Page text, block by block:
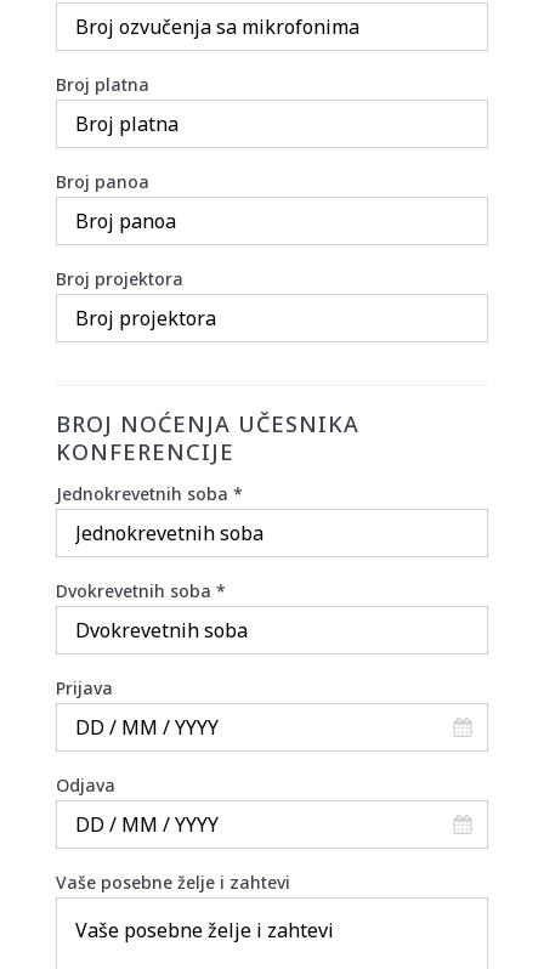
Broj platna
Broj panoa
Broj projektora
BROJ NOĆENJA UČESNIKA
KONFERENCIJE
Jednokrevetnih soba *
Dvokrevetnih soba *
Prijava
Odjava
Vaše posebne želje i zahtevi